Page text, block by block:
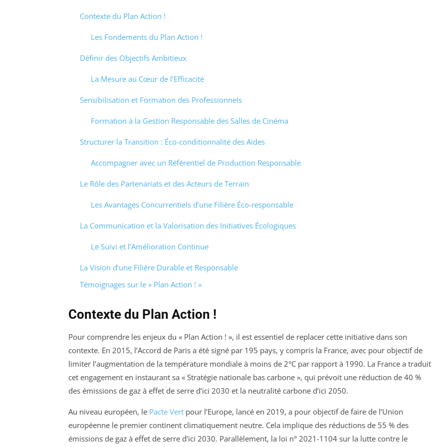
Contexte du Plan Action !
Les Fondements du Plan Action !
Définir des Objectifs Ambitieux
La Mesure au Cœur de l’Efficacité
Sensibilisation et Formation des Professionnels
Formation à la Gestion Responsable des Salles de Cinéma
Structurer la Transition : Éco-conditionnalité des Aides
Accompagner avec un Référentiel de Production Responsable
Le Rôle des Partenariats et des Acteurs de Terrain
Les Avantages Concurrentiels d’une Filière Éco-responsable
La Communication et la Valorisation des Initiatives Écologiques
Le Suivi et l’Amélioration Continue
La Vision d’une Filière Durable et Responsable
Témoignages sur le « Plan Action ! »
Contexte du Plan Action !
Pour comprendre les enjeux du « Plan Action ! », il est essentiel de replacer cette initiative dans son
contexte. En 2015, l’Accord de Paris a été signé par 195 pays, y compris la France, avec pour objectif de
limiter l’augmentation de la température mondiale à moins de 2°C par rapport à 1990. La France a traduit
cet engagement en instaurant sa « Stratégie nationale bas carbone », qui prévoit une réduction de 40 %
des émissions de gaz à effet de serre d’ici 2030 et la neutralité carbone d’ici 2050.
Au niveau européen, le Pacte Vert pour l’Europe, lancé en 2019, a pour objectif de faire de l’Union
européenne le premier continent climatiquement neutre. Cela implique des réductions de 55 % des
émissions de gaz à effet de serre d’ici 2030. Parallèlement, la loi n° 2021-1104 sur la lutte contre le